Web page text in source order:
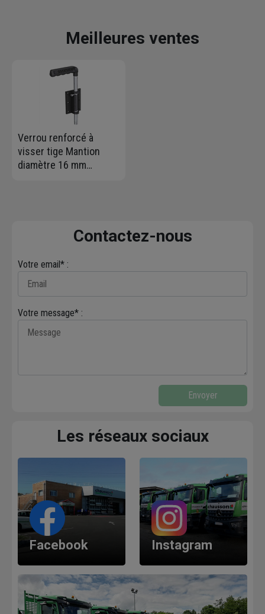
Meilleures ventes
Verrou renforcé à
visser tige Mantion
diamètre 16 mm
Contactez-nous
Votre email* :
Votre message* :
Envoyer
Les réseaux sociaux
Facebook Instagram